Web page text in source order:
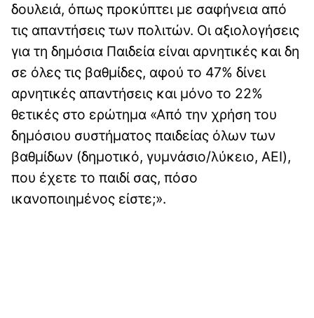
δουλειά, όπως προκύπτει με σαφήνεια από
τις απαντήσεις των πολιτών. Οι αξιολογήσεις
για τη δημόσια Παιδεία είναι αρνητικές και δη
σε όλες τις βαθμίδες, αφού το 47% δίνει
αρνητικές απαντήσεις και μόνο το 22%
θετικές στο ερώτημα «Από την χρήση του
δημόσιου συστήματος παιδείας όλων των
βαθμίδων (δημοτικό, γυμνάσιο/λύκειο, ΑΕΙ),
που έχετε το παιδί σας, πόσο
ικανοποιημένος είστε;».